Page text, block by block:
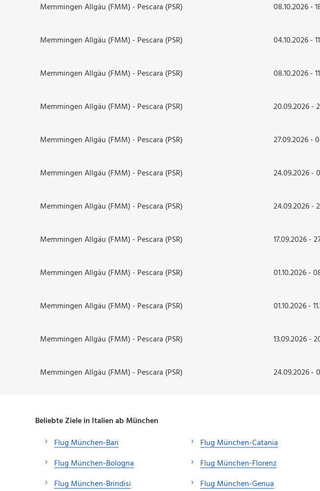
Memmingen Allgäu (FMM) - Pescara (PSR) 08.10.2026 -
Memmingen Allgäu (FMM) - Pescara (PSR) 04.10.2026 -
Memmingen Allgäu (FMM) - Pescara (PSR) 08.10.2026 -
Memmingen Allgäu (FMM) - Pescara (PSR) 20.09.2026 -
Memmingen Allgäu (FMM) - Pescara (PSR) 27.09.2026 -
Memmingen Allgäu (FMM) - Pescara (PSR) 24.09.2026 -
Memmingen Allgäu (FMM) - Pescara (PSR) 24.09.2026 -
Memmingen Allgäu (FMM) - Pescara (PSR) 17.09.2026 -
Memmingen Allgäu (FMM) - Pescara (PSR) 01.10.2026 -
Memmingen Allgäu (FMM) - Pescara (PSR) 01.10.2026 -
Memmingen Allgäu (FMM) - Pescara (PSR) 13.09.2026 -
Memmingen Allgäu (FMM) - Pescara (PSR) 24.09.2026 -
Beliebte Ziele in Italien ab München
Flug München-Bari
Flug München-Bologna
Flug München-Brindisi
Flug München-Catania
Flug München-Florenz
Flug München-Genua